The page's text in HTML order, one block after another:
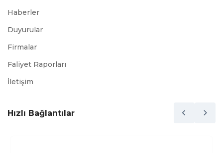
Haberler
Duyurular
Firmalar
Faliyet Raporları
İletişim
Hızlı Bağlantılar